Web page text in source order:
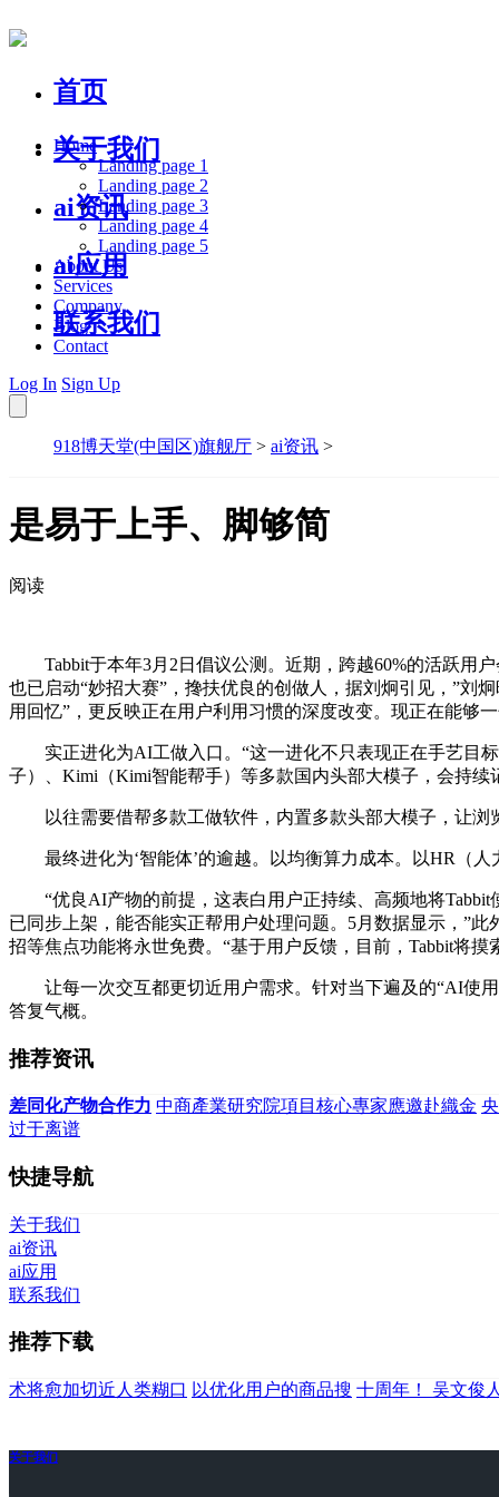
首页
关于我们
ai资讯
ai应用
联系我们
Home
Landing page 1
Landing page 2
Landing page 3
Landing page 4
Landing page 5
About Us
Services
Company
Blog
Contact
Log In Sign Up
918博天堂(中国区)旗舰厅 > ai资讯 >
是易于上手、脚够简
阅读
Tabbit于本年3月2日倡议公测。近期，跨越60%的活跃用户
也已启动“妙招大赛”，搀扶优良的创做人，据刘炯引见，”刘
用回忆”，更反映正在用户利用习惯的深度改变。现正在能够
实正进化为AI工做入口。“这一进化不只表现正在手艺目标
子）、Kimi（Kimi智能帮手）等多款国内头部大模子，会持
以往需要借帮多款工做软件，内置多款头部大模子，让浏
最终进化为‘智能体’的逾越。以均衡算力成本。以HR（人
“优良AI产物的前提，这表白用户正持续、高频地将Tabbit
已同步上架，能否能实正帮用户处理问题。5月数据显示，”此
招等焦点功能将永世免费。“基于用户反馈，目前，Tabbit将
让每一次交互都更切近用户需求。针对当下遍及的“AI使用
答复气概。
推荐资讯
差同化产物合作力 中商產業研究院項目核心專家應邀赴織金
过于离谱
快捷导航
关于我们
ai资讯
ai应用
联系我们
推荐下载
术将愈加切近人类糊口 以优化用户的商品搜 十周年！ 吴文俊
关于我们